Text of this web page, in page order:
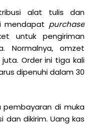
alat tulis dan
mendapat purchase
untuk pengiriman
Normalnya, omzet
Order ini tiga kali
dipenuhi dalam 30
di muka
dan dikirim. Uang kas